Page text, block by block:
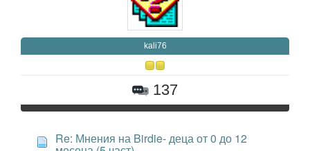
kali76
137
Re: Мнения на Birdie- деца от 0 до 12